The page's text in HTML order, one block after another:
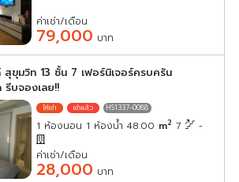
ค่าเช่า/เดือน
79,000 บาท
สุขุมวิท 13 ชั้น 7 เฟอร์นิเจอร์ครบครัน
บจองเลย!!
HS1337-0088
1 ห้องนอน 1 ห้องน้ำ 48.00 m2 7 -
ค่าเช่า/เดือน
28,000 บาท